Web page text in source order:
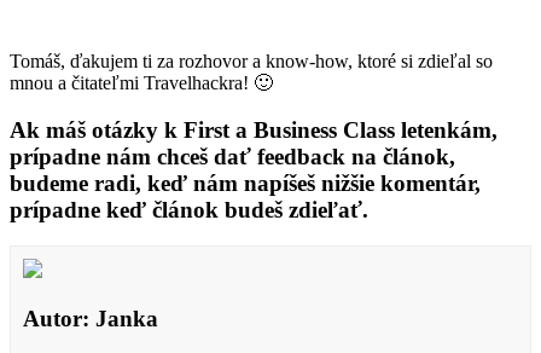
Tomáš, ďakujem ti za rozhovor a know-how, ktoré si zdieľal so
mnou a čitateľmi Travelhackra! 🙂
Ak máš otázky k First a Business Class letenkám,
prípadne nám chceš dať feedback na článok,
budeme radi, keď nám napíšeš nižšie komentár,
prípadne keď článok budeš zdieľať.
Autor: Janka